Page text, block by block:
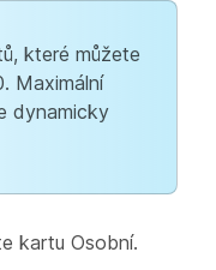
které můžete
Maximální
dynamicky
kartu Osobní.